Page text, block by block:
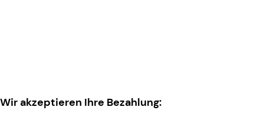
Wir akzeptieren Ihre Bezahlung: